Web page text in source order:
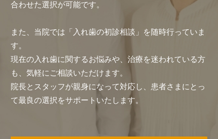
合わせた選択が可能です。
また、当院では「入れ歯の初診相談」を随時行っていま
す。
現在の入れ歯に関するお悩みや、治療を迷われている方
も、気軽にご相談いただけます。
院長とスタッフが親身になって対応し、患者さまにとっ
て最良の選択をサポートいたします。